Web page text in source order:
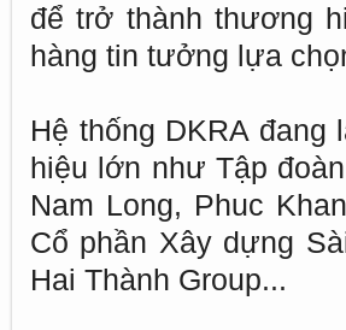
để trở thành thương
hàng tin tưởng lựa
Hệ thống DKRA
hiệu lớn như Tập
Nam Long, Phuc
Cổ phần Xây dựng
Hai Thành Group...